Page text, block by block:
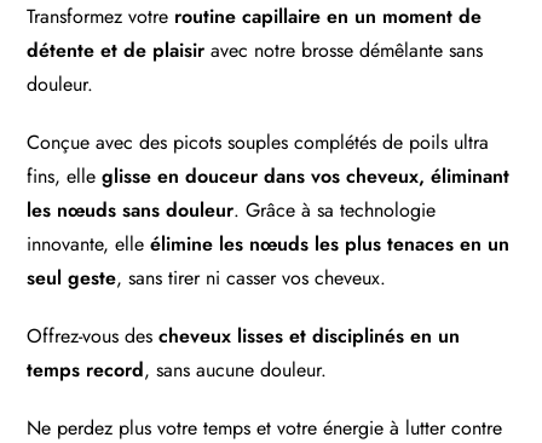
Transformez votre routine capillaire en un moment de
détente et de plaisir avec notre brosse démêlante sans
douleur.
Conçue avec des picots souples complétés de poils ultra
fins, elle glisse en douceur dans vos cheveux, éliminant
les nœuds sans douleur. Grâce à sa technologie
innovante, elle élimine les nœuds les plus tenaces en un
seul geste, sans tirer ni casser vos cheveux.
Offrez-vous des cheveux lisses et disciplinés en un
temps record, sans aucune douleur.
Ne perdez plus votre temps et votre énergie à lutter contre